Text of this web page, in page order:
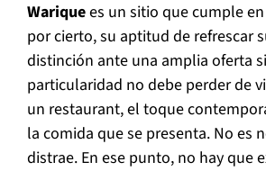
Wariquees un sitio que cumple
por cierto, su aptitud de refrescar
distinción ante una amplia oferta
particularidad no debe perder de
un restaurant, el toque
la comida que se presenta. No es
distrae. En ese punto, no hay que